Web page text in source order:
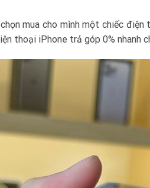
mua cho mình một chiếc
thoại iPhone trả góp 0% nhanh